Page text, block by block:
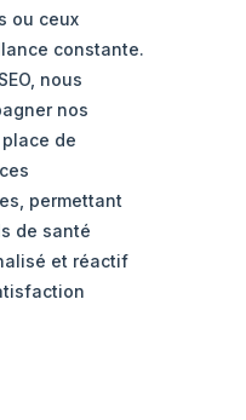
ou ceux
constante.
nous
nos
de
permettant
de santé
et réactif